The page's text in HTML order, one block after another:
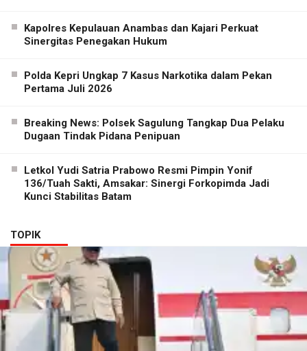
Kapolres Kepulauan Anambas dan Kajari Perkuat
Sinergitas Penegakan Hukum
Polda Kepri Ungkap 7 Kasus Narkotika dalam Pekan
Pertama Juli 2026
Breaking News: Polsek Sagulung Tangkap Dua Pelaku
Dugaan Tindak Pidana Penipuan
Letkol Yudi Satria Prabowo Resmi Pimpin Yonif
136/Tuah Sakti, Amsakar: Sinergi Forkopimda Jadi
Kunci Stabilitas Batam
TOPIK